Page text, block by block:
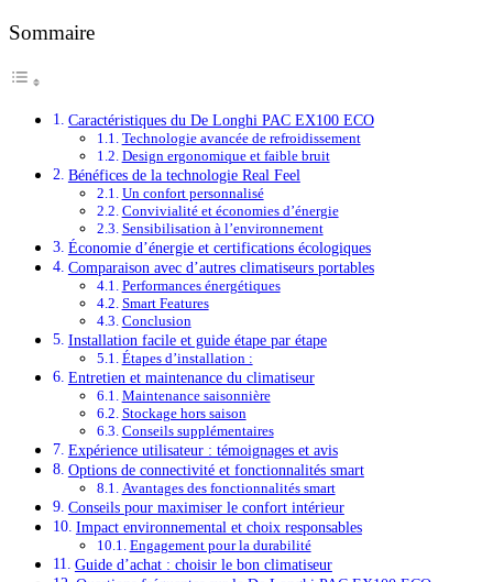
Sommaire
Caractéristiques du De Longhi PAC EX100 ECO
Technologie avancée de refroidissement
Design ergonomique et faible bruit
Bénéfices de la technologie Real Feel
Un confort personnalisé
Convivialité et économies d’énergie
Sensibilisation à l’environnement
Économie d’énergie et certifications écologiques
Comparaison avec d’autres climatiseurs portables
Performances énergétiques
Smart Features
Conclusion
Installation facile et guide étape par étape
Étapes d’installation :
Entretien et maintenance du climatiseur
Maintenance saisonnière
Stockage hors saison
Conseils supplémentaires
Expérience utilisateur : témoignages et avis
Options de connectivité et fonctionnalités smart
Avantages des fonctionnalités smart
Conseils pour maximiser le confort intérieur
Impact environnemental et choix responsables
Engagement pour la durabilité
Guide d’achat : choisir le bon climatiseur